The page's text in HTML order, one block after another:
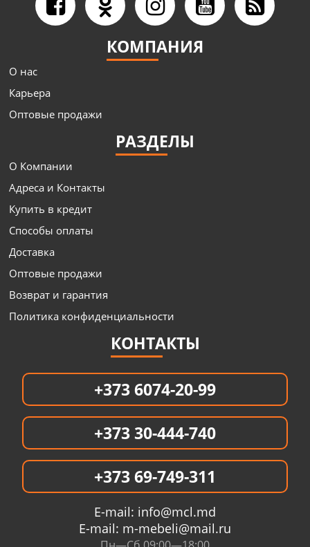
КОМПАНИЯ
О нас
Карьера
Оптовые продажи
РАЗДЕЛЫ
О Компании
Адреса и Контакты
Купить в кредит
Способы оплаты
Доставка
Оптовые продажи
Возврат и гарантия
Политика конфиденциальности
КОНТАКТЫ
+373 6074-20-99
+373 30-444-740
+373 69-749-311
E-mail: info@mcl.md
E-mail: m-mebeli@mail.ru